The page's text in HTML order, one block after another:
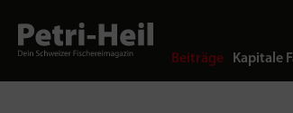
Beiträge Kapitale